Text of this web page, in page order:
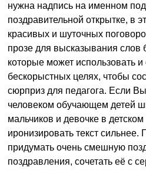
нужна надпись на именном
поздравительной открытке, в
красивых и шуточных
прозе для высказывания слов
которые может использовать
бескорыстных целях, чтобы
сюрприз для педагога. Если
человеком обучающем детей
мальчиков и девочке в
иронизировать текст сильнее.
придумать очень смешную
поздравления, сочетать её с